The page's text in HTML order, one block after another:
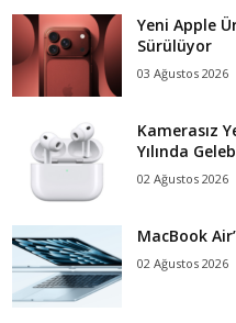
Yeni Apple
Sürülüyor
03 Ağustos 2026
Kamerasız
Yılında
02 Ağustos 2026
MacBook
02 Ağustos 2026